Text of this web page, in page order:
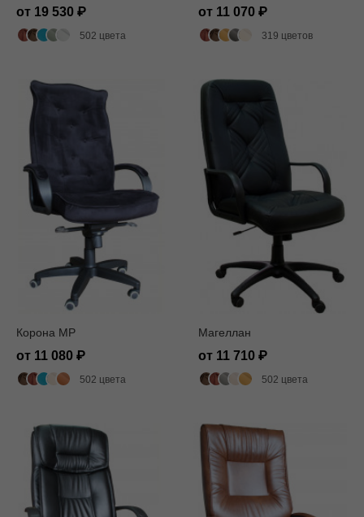
от 19 530
502 цвета
от 11 070
319 цветов
Корона MP
от 11 080
502 цвета
Магеллан
от 11 710
502 цвета